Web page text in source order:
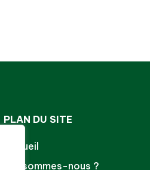
PLAN DU SITE
Accueil
Qui sommes-nous ?